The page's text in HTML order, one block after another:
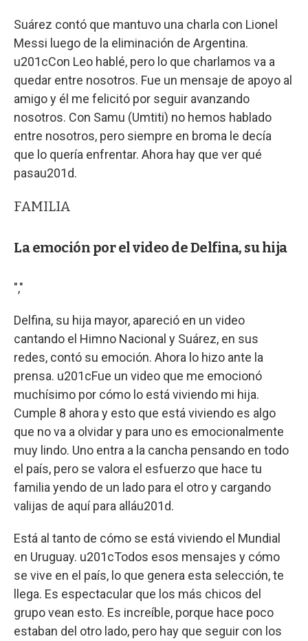
Suárez contó que mantuvo una charla con Lionel
Messi luego de la eliminación de Argentina.
u201cCon Leo hablé, pero lo que charlamos va a
quedar entre nosotros. Fue un mensaje de apoyo al
amigo y él me felicitó por seguir avanzando
nosotros. Con Samu (Umtiti) no hemos hablado
entre nosotros, pero siempre en broma le decía
que lo quería enfrentar. Ahora hay que ver qué
pasau201d.
FAMILIA
La emoción por el video de Delfina, su hija
","
Delfina, su hija mayor, apareció en un video
cantando el Himno Nacional y Suárez, en sus
redes, contó su emoción. Ahora lo hizo ante la
prensa. u201cFue un video que me emocionó
muchísimo por cómo lo está viviendo mi hija.
Cumple 8 ahora y esto que está viviendo es algo
que no va a olvidar y para uno es emocionalmente
muy lindo. Uno entra a la cancha pensando en todo
el país, pero se valora el esfuerzo que hace tu
familia yendo de un lado para el otro y cargando
valijas de aquí para alláu201d.
Está al tanto de cómo se está viviendo el Mundial
en Uruguay. u201cTodos esos mensajes y cómo
se vive en el país, lo que genera esta selección, te
llega. Es espectacular que los más chicos del
grupo vean esto. Es increíble, porque hace poco
estaban del otro lado, pero hay que seguir con los